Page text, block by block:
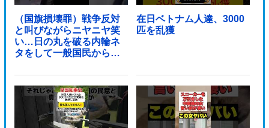
（国旗損壊罪）戦争反対
と叫びながらニヤニヤ笑
い…日の丸を破る内輪ネ
タをして一般国民からド
在日ベトナム人達、3000
匹を乱獲